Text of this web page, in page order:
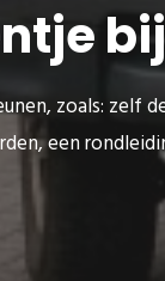
zoals:
een